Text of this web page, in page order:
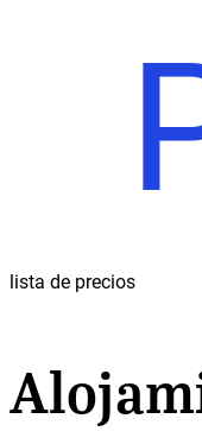
lista de precios